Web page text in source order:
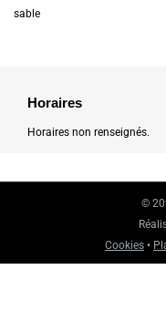
sable
Horaires
Horaires non renseignés.
©
Cookies •